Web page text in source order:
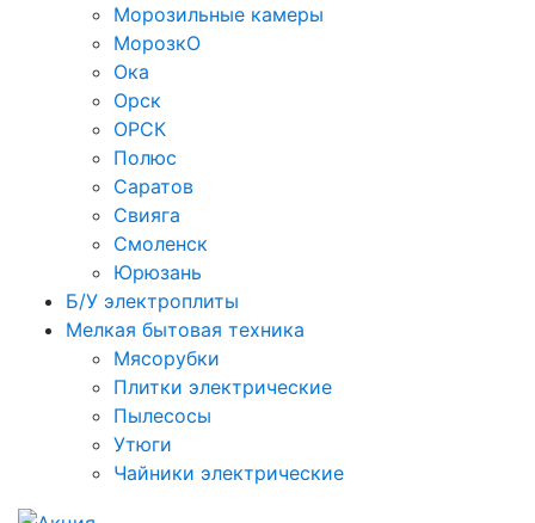
Морозильные камеры
МорозкО
Ока
Орск
ОРСК
Полюс
Саратов
Свияга
Смоленск
Юрюзань
Б/У электроплиты
Мелкая бытовая техника
Мясорубки
Плитки электрические
Пылесосы
Утюги
Чайники электрические